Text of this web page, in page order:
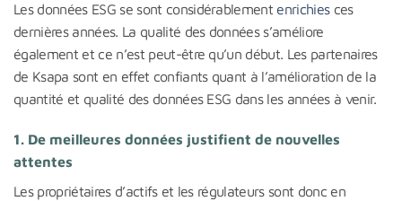
Les données ESG se sont considérablement enrichiesces
dernières années. La qualité des données s’améliore
également et ce n’est peut-être qu’un début. Les partenaires
de Ksapa sont en effet confiants quant à l’amélioration de la
quantité et qualité des données ESG dans les années à venir.
1. De meilleures données justifient de nouvelles
attentes
Les propriétaires d’actifs et les régulateurs sont donc en